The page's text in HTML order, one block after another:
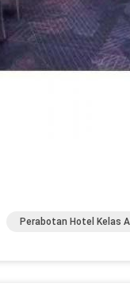
Perabotan Hotel Kelas